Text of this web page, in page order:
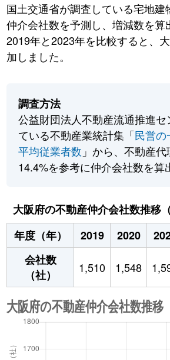
国土交通省が調査している宅地建
仲介会社数を予測し、増減数を算
2019年と2023年を比較すると、
加しました。
調査方法
公益財団法人不動産流通推進セ
ている不動産業統計集「民営の
平均従業者数 」から、不動産代
14.4%を参考に仲介会社数を算
大阪府の不動産仲介会社数推移
年度（年）
2019 2020
会社数
（社）
1,510 1,548